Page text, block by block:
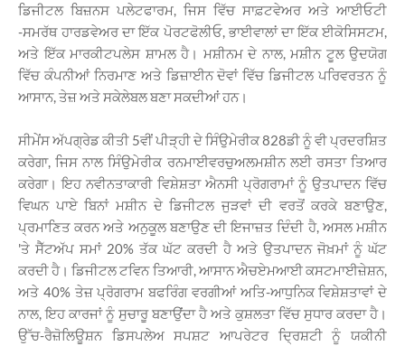
ਡਿਜੀਟਲ ਬਿਜ਼ਨਸ ਪਲੇਟਫਾਰਮ, ਜਿਸ ਵਿੱਚ ਸਾਫ਼ਟਵੇਅਰ ਅਤੇ ਆਈਓਟੀ
-ਸਮਰੱਥ ਹਾਰਡਵੇਅਰ ਦਾ ਇੱਕ ਪੋਰਟਫੋਲੀਓ, ਭਾਈਵਾਲਾਂ ਦਾ ਇੱਕ ਈਕੋਸਿਸਟਮ,
ਅਤੇ ਇੱਕ ਮਾਰਕੀਟਪਲੇਸ ਸ਼ਾਮਲ ਹੈ। ਮਸ਼ੀਨਮ ਦੇ ਨਾਲ, ਮਸ਼ੀਨ ਟੂਲ ਉਦਯੋਗ
ਵਿੱਚ ਕੰਪਨੀਆਂ ਨਿਰਮਾਣ ਅਤੇ ਡਿਜ਼ਾਈਨ ਦੋਵਾਂ ਵਿੱਚ ਡਿਜੀਟਲ ਪਰਿਵਰਤਨ ਨੂੰ
ਆਸਾਨ, ਤੇਜ਼ ਅਤੇ ਸਕੇਲੇਬਲ ਬਣਾ ਸਕਦੀਆਂ ਹਨ।
ਸੀਮੇਂਸ ਅੱਪਗ੍ਰੇਡ ਕੀਤੀ 5ਵੀਂ ਪੀੜ੍ਹੀ ਦੇ ਸਿੰਉਮੇਰੀਕ 828ਡੀ ਨੂੰ ਵੀ ਪ੍ਰਦਰਸ਼ਿਤ
ਕਰੇਗਾ, ਜਿਸ ਨਾਲ ਸਿੰਉਮੇਰੀਕ ਰਨਮਾਈਵਰਚੁਅਲਮਸ਼ੀਨ ਲਈ ਰਸਤਾ ਤਿਆਰ
ਕਰੇਗਾ। ਇਹ ਨਵੀਨਤਾਕਾਰੀ ਵਿਸ਼ੇਸ਼ਤਾ ਐਨਸੀ ਪ੍ਰੋਗਰਾਮਾਂ ਨੂੰ ਉਤਪਾਦਨ ਵਿੱਚ
ਵਿਘਨ ਪਾਏ ਬਿਨਾਂ ਮਸ਼ੀਨ ਦੇ ਡਿਜੀਟਲ ਜੁੜਵਾਂ ਦੀ ਵਰਤੋਂ ਕਰਕੇ ਬਣਾਉਣ,
ਪ੍ਰਮਾਣਿਤ ਕਰਨ ਅਤੇ ਅਨੁਕੂਲ ਬਣਾਉਣ ਦੀ ਇਜਾਜ਼ਤ ਦਿੰਦੀ ਹੈ, ਅਸਲ ਮਸ਼ੀਨ
'ਤੇ ਸੈੱਟਅੱਪ ਸਮਾਂ 20% ਤੱਕ ਘੱਟ ਕਰਦੀ ਹੈ ਅਤੇ ਉਤਪਾਦਨ ਜੋਖ਼ਮਾਂ ਨੂੰ ਘੱਟ
ਕਰਦੀ ਹੈ। ਡਿਜੀਟਲ ਟਵਿਨ ਤਿਆਰੀ, ਆਸਾਨ ਐਚਏਮਆਈ ਕਸਟਮਾਈਜ਼ੇਸ਼ਨ,
ਅਤੇ 40% ਤੇਜ਼ ਪ੍ਰੋਗਰਾਮ ਬਫਰਿੰਗ ਵਰਗੀਆਂ ਅਤਿ-ਆਧੁਨਿਕ ਵਿਸ਼ੇਸ਼ਤਾਵਾਂ ਦੇ
ਨਾਲ, ਇਹ ਕਾਰਜਾਂ ਨੂੰ ਸੁਚਾਰੂ ਬਣਾਉਂਦਾ ਹੈ ਅਤੇ ਕੁਸ਼ਲਤਾ ਵਿੱਚ ਸੁਧਾਰ ਕਰਦਾ ਹੈ।
ਉੱਚ-ਰੈਜ਼ੋਲਿਊਸ਼ਨ ਡਿਸਪਲੇਅ ਸਪਸ਼ਟ ਆਪਰੇਟਰ ਦ੍ਰਿਸ਼ਟੀ ਨੂੰ ਯਕੀਨੀ